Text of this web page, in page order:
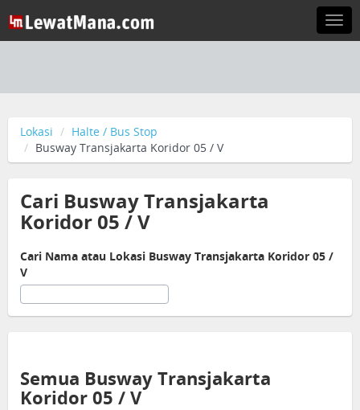
Lokasi
Halte / Bus Stop
Busway Transjakarta Koridor 05 / V
Cari Busway Transjakarta
Koridor 05 / V
Cari Nama atau Lokasi Busway Transjakarta Koridor 05 /
V
Semua Busway Transjakarta
Koridor 05 / V